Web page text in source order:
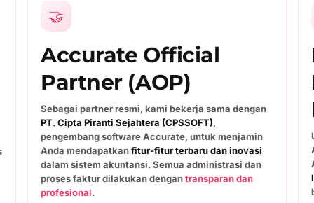
🤝
Accurate Official
Partner (AOP)
Sebagai partner resmi, kami bekerja sama dengan
PT. Cipta Piranti Sejahtera (CPSSOFT),
pengembang software Accurate, untuk menjamin
Anda mendapatkanfitur-fitur terbaru dan inovasi
dalam sistem akuntansi. Semua administrasi dan
proses faktur dilakukan dengantransparan dan
profesional.